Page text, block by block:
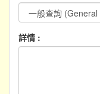
詳情 :